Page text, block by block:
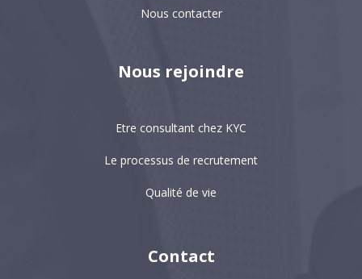
Nous contacter
Nous rejoindre
Etre consultant chez KYC
Le processus de recrutement
Qualité de vie
Contact